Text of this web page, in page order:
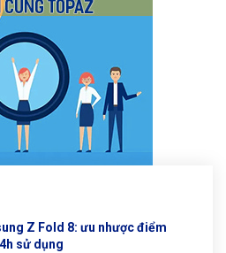
Z Fold 8: ưu nhược điểm
sử dụng